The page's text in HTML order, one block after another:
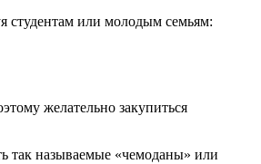
студентам или молодым семьям:
желательно закупиться
так называемые «чемоданы» или